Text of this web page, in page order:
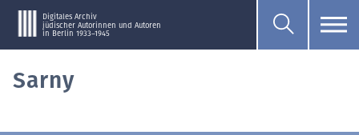
Digitales Archiv
jüdischer Autorinnen und Autoren
in Berlin 1933–1945
Sarny